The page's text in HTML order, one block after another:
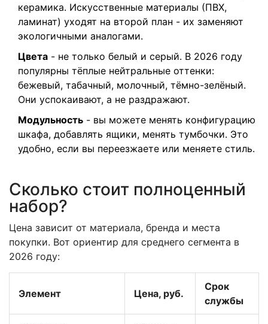
керамика. Искусственные материалы (ПВХ,
ламинат) уходят на второй план - их заменяют
экологичными аналогами.
Цвета - не только белый и серый. В 2026 году
популярны тёплые нейтральные оттенки:
бежевый, табачный, молочный, тёмно-зелёный.
Они успокаивают, а не раздражают.
Модульность - вы можете менять конфигурацию
шкафа, добавлять ящики, менять тумбочки. Это
удобно, если вы переезжаете или меняете стиль.
Сколько стоит полноценный
набор?
Цена зависит от материала, бренда и места
покупки. Вот ориентир для среднего сегмента в
2026 году:
Элемент Цена, руб.
Срок
службы